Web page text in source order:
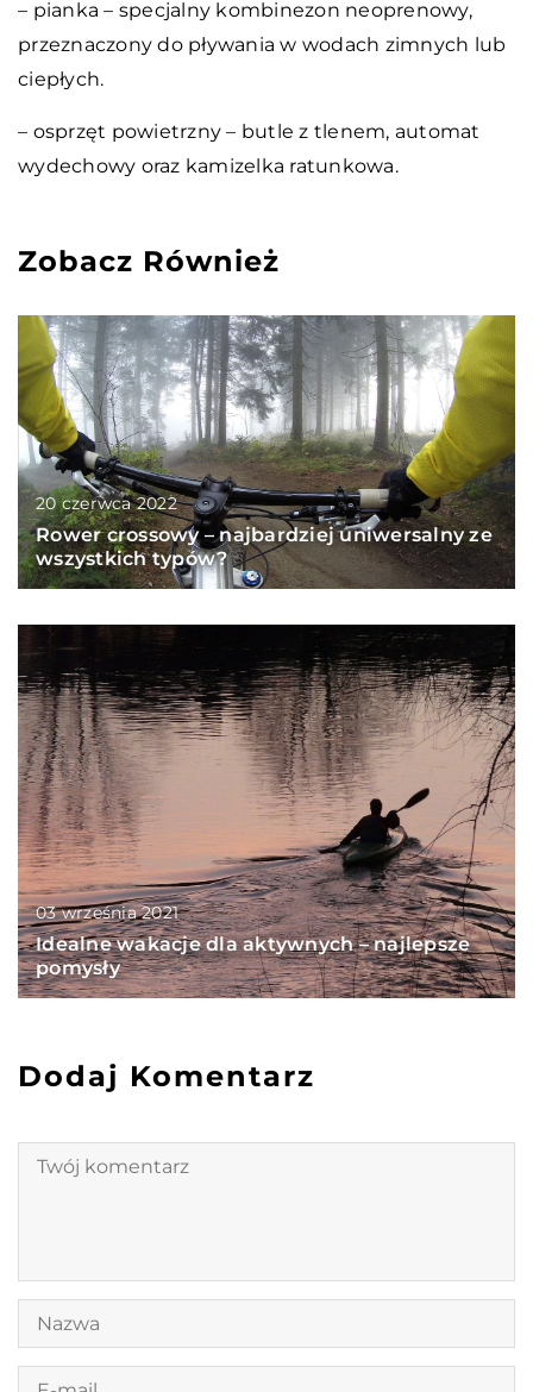
– pianka – specjalny kombinezon neoprenowy,
przeznaczony do pływania w wodach zimnych lub
ciepłych.
– osprzęt powietrzny – butle z tlenem, automat
wydechowy oraz kamizelka ratunkowa.
Zobacz Również
20 czerwca 2022
Rower crossowy – najbardziej uniwersalny ze
wszystkich typów?
03 września 2021
Idealne wakacje dla aktywnych – najlepsze
pomysły
Dodaj Komentarz